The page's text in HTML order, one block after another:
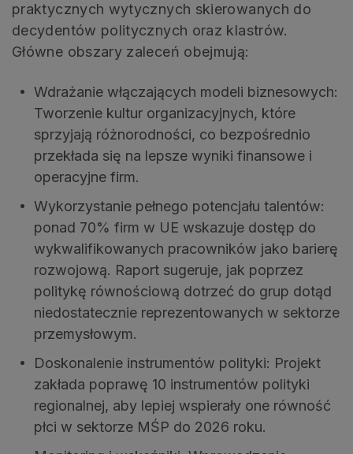
praktycznych wytycznych skierowanych do
decydentów politycznych oraz klastrów.
Główne obszary zaleceń obejmują:
Wdrażanie włączających modeli biznesowych:
Tworzenie kultur organizacyjnych, które
sprzyjają różnorodności, co bezpośrednio
przekłada się na lepsze wyniki finansowe i
operacyjne firm.
Wykorzystanie pełnego potencjału talentów:
ponad 70% firm w UE wskazuje dostęp do
wykwalifikowanych pracowników jako barierę
rozwojową. Raport sugeruje, jak poprzez
politykę równościową dotrzeć do grup dotąd
niedostatecznie reprezentowanych w sektorze
przemysłowym.
Doskonalenie instrumentów polityki: Projekt
zakłada poprawę 10 instrumentów polityki
regionalnej, aby lepiej wspierały one równość
płci w sektorze MŚP do 2026 roku.